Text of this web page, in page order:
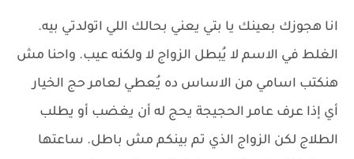
انا هجوزك بعينك يا بتي يعني بحالك اللي اتولدتي بيه.
الغلط في الاسم لا يُبطل الزواج لا ولكنه عيب. واحنا مش
هنكتب اسامي من الاساس ده يُعطي لعامر حج الخيار
أي إذا عرف عامر الحجيجة يحج له أن يغضب أو يطلب
الطلاج لكن الزواج الذي تم بينكم مش باطل. ساعتها